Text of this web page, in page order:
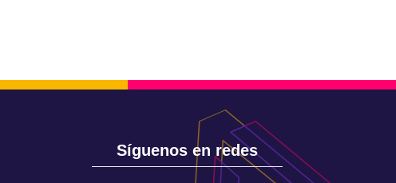
Síguenos en redes